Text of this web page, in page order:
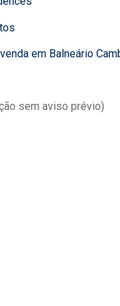
em Balneário
sem aviso prévio)